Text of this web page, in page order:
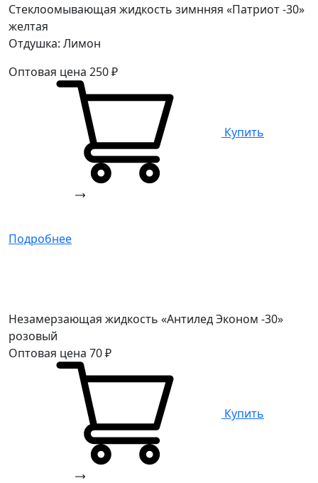
Стеклоомывающая жидкость зимнняя «Патриот -30»
желтая
Отдушка: Лимон
Оптовая цена 250₽
Купить
Подробнее
Незамерзающая жидкость «Антилед Эконом -30»
розовый
Оптовая цена 70₽
Купить